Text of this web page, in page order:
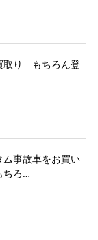
取り もちろん登
事故車をお買い
ちろ…